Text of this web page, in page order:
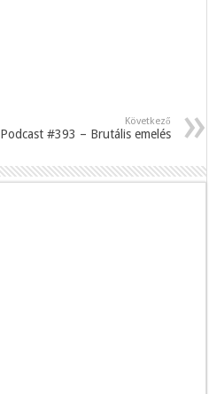
Következő
Podcast #393 – Brutális emelés